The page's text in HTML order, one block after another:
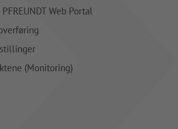
Web Portal
(Monitoring)